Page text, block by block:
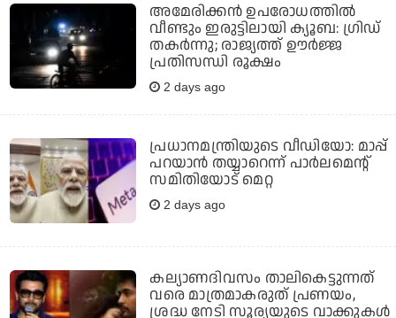
അമേരിക്കന്‍ ഉപരോധത്തില്‍
വീണ്ടും ഇരുട്ടിലായി ക്യൂബ: ഗ്രിഡ്
തകര്‍ന്നു; രാജ്യത്ത് ഊര്‍ജ്ജ
പ്രതിസന്ധി രൂക്ഷം
2 days ago
പ്രധാനമന്ത്രിയുടെ വീഡിയോ: മാപ്പ്
പറയാന്‍ തയ്യാറെന്ന് പാര്‍ലമെന്റ്
സമിതിയോട് മെറ്റ
2 days ago
കല്യാണദിവസം താലികെട്ടുന്നത്
വരെ മാത്രമാകരുത് പ്രണയം,
ശ്രദ്ധ നേടി സൂര്യയുടെ വാക്കുകൾ